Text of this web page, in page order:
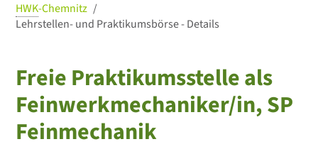
HWK-Chemnitz
Lehrstellen- und Praktikumsbörse - Details
Freie Praktikumsstelle als
Feinwerkmechaniker/in, SP
Feinmechanik